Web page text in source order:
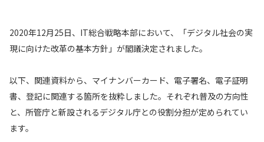
2020年12月25日、IT総合戦略本部において、「デジタル社会の実
現に向けた改革の基本方針」が閣議決定されました。
以下、関連資料から、マイナンバーカード、電子署名、電子証明
書、登記に関連する箇所を抜粋しました。それぞれ普及の方向性
と、所管庁と新設されるデジタル庁との役割分担が定められてい
ます。